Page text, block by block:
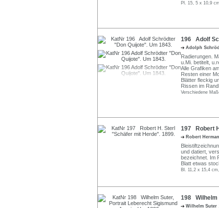
Pl. 15, 5 x 10,9
196 Adolf
Adolph
Radierungen.
u.Mi. betitelt,
Alle Grafiken
Resten einer
Blätter fleckig
Rissen im
Verschiedene
197 Robert
Robert
und datiert,
bezeichnet. Im
Blatt etwas
Bl. 11,2 x 15,4
198 Wilhelm
Wilhelm Suter